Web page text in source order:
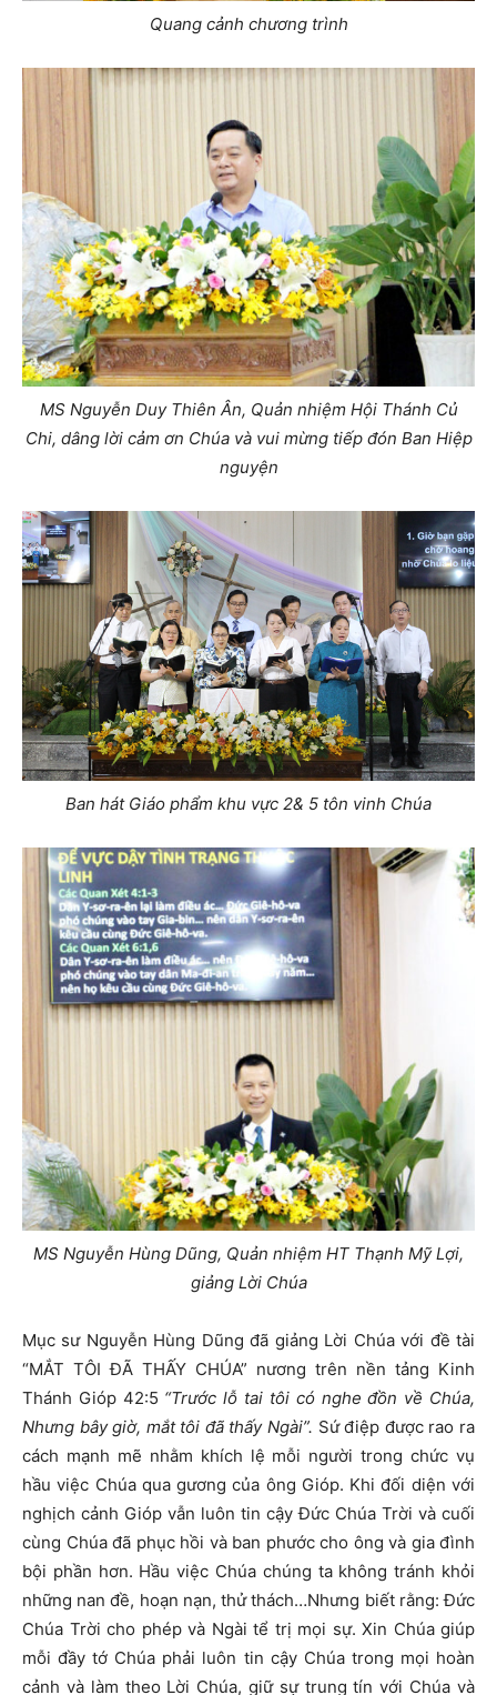
Quang cảnh chương trình
MS Nguyễn Duy Thiên Ân, Quản nhiệm Hội Thánh Củ
Chi, dâng lời cảm ơn Chúa và vui mừng tiếp đón Ban Hiệp
nguyện
Ban hát Giáo phẩm khu vực 2& 5 tôn vinh Chúa
MS Nguyễn Hùng Dũng, Quản nhiệm HT Thạnh Mỹ Lợi,
giảng Lời Chúa
Mục sư Nguyễn Hùng Dũng đã giảng Lời Chúa với đề tài
“MẮT TÔI ĐÃ THẤY CHÚA” nương trên nền tảng Kinh
Thánh Gióp 42:5 “Trước lỗ tai tôi có nghe đồn về Chúa,
Nhưng bây giờ, mắt tôi đã thấy Ngài”. Sứ điệp được rao ra
cách mạnh mẽ nhằm khích lệ mỗi người trong chức vụ
hầu việc Chúa qua gương của ông Gióp. Khi đối diện với
nghịch cảnh Gióp vẫn luôn tin cậy Đức Chúa Trời và cuối
cùng Chúa đã phục hồi và ban phước cho ông và gia đình
bội phần hơn. Hầu việc Chúa chúng ta không tránh khỏi
những nan đề, hoạn nạn, thử thách…Nhưng biết rằng: Đức
Chúa Trời cho phép và Ngài tể trị mọi sự. Xin Chúa giúp
mỗi đầy tớ Chúa phải luôn tin cậy Chúa trong mọi hoàn
cảnh và làm theo Lời Chúa, giữ sự trung tín với Chúa và